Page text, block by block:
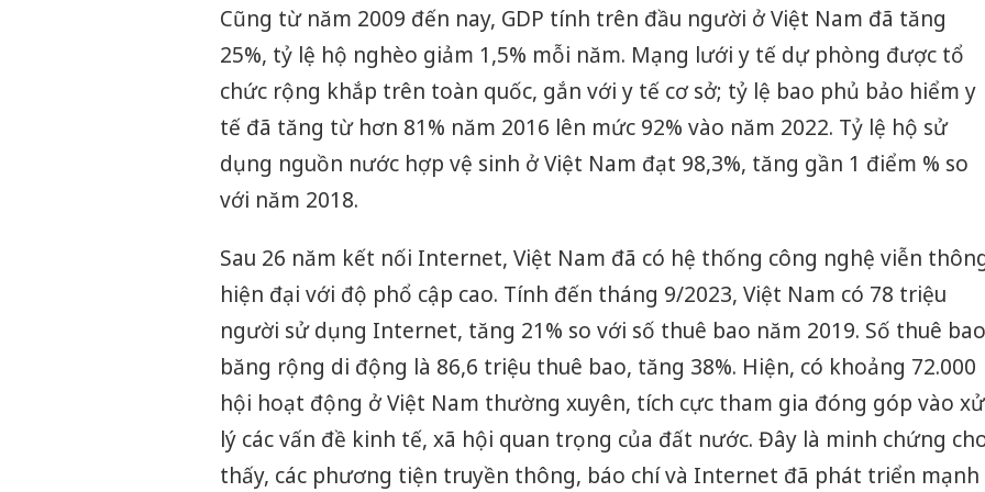
Cũng từ năm 2009 đến nay, GDP tính trên đầu người ở Việt Nam đã tăng
25%, tỷ lệ hộ nghèo giảm 1,5% mỗi năm. Mạng lưới y tế dự phòng được tổ
chức rộng khắp trên toàn quốc, gắn với y tế cơ sở; tỷ lệ bao phủ bảo hiểm y
tế đã tăng từ hơn 81% năm 2016 lên mức 92% vào năm 2022. Tỷ lệ hộ sử
dụng nguồn nước hợp vệ sinh ở Việt Nam đạt 98,3%, tăng gần 1 điểm % so
với năm 2018.
Sau 26 năm kết nối Internet, Việt Nam đã có hệ thống công nghệ viễn
hiện đại với độ phổ cập cao. Tính đến tháng 9/2023, Việt Nam có 78 triệu
người sử dụng Internet, tăng 21% so với số thuê bao năm 2019. Số thuê bao
băng rộng di động là 86,6 triệu thuê bao, tăng 38%. Hiện, có khoảng 72.000
hội hoạt động ở Việt Nam thường xuyên, tích cực tham gia đóng góp vào xử
lý các vấn đề kinh tế, xã hội quan trọng của đất nước. Đây là minh chứng
thấy, các phương tiện truyền thông, báo chí và Internet đã phát triển mạnh